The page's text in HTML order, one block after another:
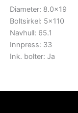
Diameter: 8.0×19
Boltsirkel: 5×110
Navhull: 65.1
Innpress: 33
Ink. bolter: Ja